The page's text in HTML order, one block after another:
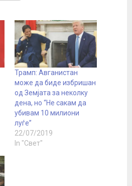
Трамп: Авганистан
може да биде избришан
од Земјата за неколку
дена, но “Не сакам да
убивам 10 милиони
луѓе”
22/07/2019
In "Свет"